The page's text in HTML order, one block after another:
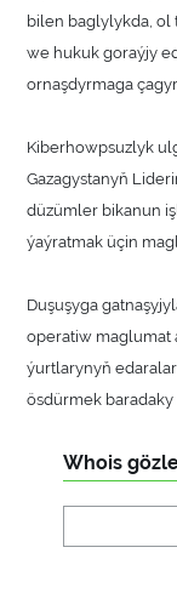
bilen baglylykda, ol
we hukuk goraýjy
ornaşdyrmaga
Kiberhowpsuzlyk
Gazagystanyň
düzümler bikanun
ýaýratmak üçin
Duşuşyga
operatiw maglumat
ýurtlarynyň
ösdürmek
Whois